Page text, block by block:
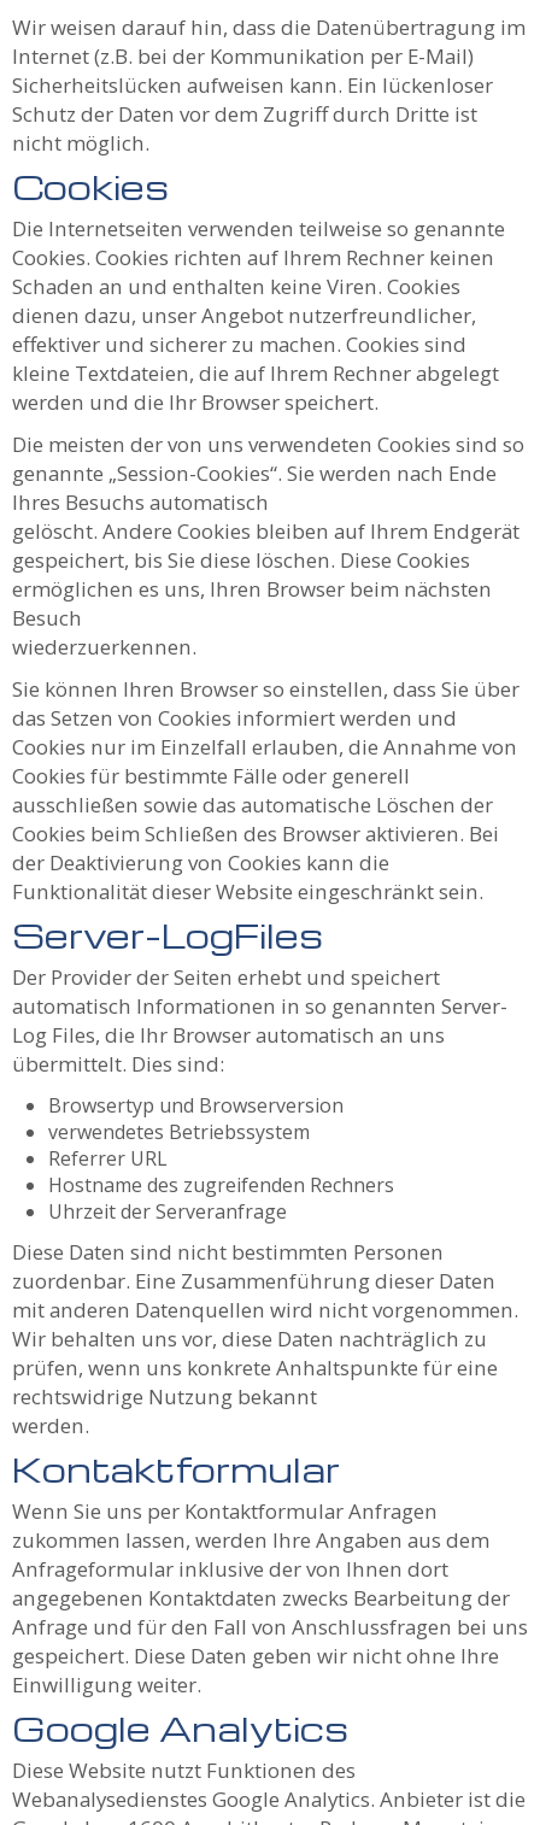
Wir weisen darauf hin, dass die Datenübertragung im
Internet (z.B. bei der Kommunikation per E-Mail)
Sicherheitslücken aufweisen kann. Ein lückenloser
Schutz der Daten vor dem Zugriff durch Dritte ist
nicht möglich.
Cookies
Die Internetseiten verwenden teilweise so genannte
Cookies. Cookies richten auf Ihrem Rechner keinen
Schaden an und enthalten keine Viren. Cookies
dienen dazu, unser Angebot nutzerfreundlicher,
effektiver und sicherer zu machen. Cookies sind
kleine Textdateien, die auf Ihrem Rechner abgelegt
werden und die Ihr Browser speichert.
Die meisten der von uns verwendeten Cookies sind so
genannte „Session-Cookies“. Sie werden nach Ende
Ihres Besuchs automatisch
gelöscht. Andere Cookies bleiben auf Ihrem Endgerät
gespeichert, bis Sie diese löschen. Diese Cookies
ermöglichen es uns, Ihren Browser beim nächsten
Besuch
wiederzuerkennen.
Sie können Ihren Browser so einstellen, dass Sie über
das Setzen von Cookies informiert werden und
Cookies nur im Einzelfall erlauben, die Annahme von
Cookies für bestimmte Fälle oder generell
ausschließen sowie das automatische Löschen der
Cookies beim Schließen des Browser aktivieren. Bei
der Deaktivierung von Cookies kann die
Funktionalität dieser Website eingeschränkt sein.
Server-LogFiles
Der Provider der Seiten erhebt und speichert
automatisch Informationen in so genannten Server-
Log Files, die Ihr Browser automatisch an uns
übermittelt. Dies sind:
Browsertyp und Browserversion
verwendetes Betriebssystem
Referrer URL
Hostname des zugreifenden Rechners
Uhrzeit der Serveranfrage
Diese Daten sind nicht bestimmten Personen
zuordenbar. Eine Zusammenführung dieser Daten
mit anderen Datenquellen wird nicht vorgenommen.
Wir behalten uns vor, diese Daten nachträglich zu
prüfen, wenn uns konkrete Anhaltspunkte für eine
rechtswidrige Nutzung bekannt
werden.
Kontaktformular
Wenn Sie uns per Kontaktformular Anfragen
zukommen lassen, werden Ihre Angaben aus dem
Anfrageformular inklusive der von Ihnen dort
angegebenen Kontaktdaten zwecks Bearbeitung der
Anfrage und für den Fall von Anschlussfragen bei uns
gespeichert. Diese Daten geben wir nicht ohne Ihre
Einwilligung weiter.
Google Analytics
Diese Website nutzt Funktionen des
Webanalysedienstes Google Analytics. Anbieter ist die